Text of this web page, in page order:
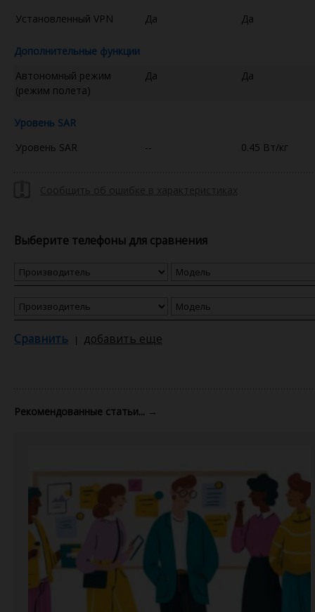
Установленный VPN
Да Да
Дополнительные функции
Автономный режим
(режим полета)
Да Да
Уровень SAR
Уровень SAR
-- 0.45 Вт/кг
Выберите телефоны для сравнения
Сравнить добавить еще
Рекомендованные статьи... →